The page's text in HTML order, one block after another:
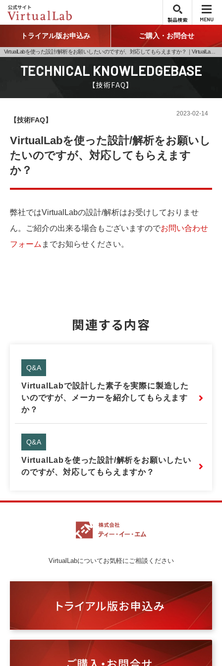
製品検索 MENU
トライアル版お申込み ご購入・お問合せ
VirtualLabを使った設計/解析をお願いしたいのですが、対応してもらえますか？｜VirtualLab技術情報
TECHNICAL KNOWLEDGEBASE
【技術FAQ】
2023-02-14
【技術FAQ】
VirtualLabを使った設計/解析をお願いし
たいのですが、対応してもらえます
か？
弊社ではVirtualLabの設計/解析はお受けしておりませ
ん。ご紹介の出来る場合もございますのでお問い合わせ
フォーム までお知らせください。
関連する内容
Q&A
VirtualLabで設計した素子を実際に製造した
いのですが、メーカーを紹介してもらえます
か？
Q&A
VirtualLabを使った設計/解析をお願いしたい
のですが、対応してもらえますか？
VirtualLabについてお気軽にご相談ください